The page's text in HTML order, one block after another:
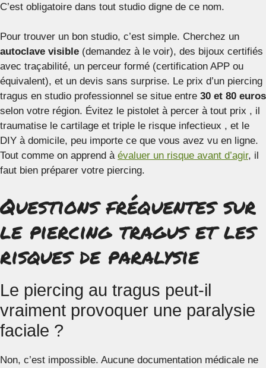
C’est obligatoire dans tout studio digne de ce nom.
Pour trouver un bon studio, c’est simple. Cherchez un
autoclave visible (demandez à le voir), des bijoux certifiés
avec traçabilité, un perceur formé (certification APP ou
équivalent), et un devis sans surprise. Le prix d’un piercing
tragus en studio professionnel se situe entre 30 et 80 euros
selon votre région. Évitez le pistolet à percer à tout prix , il
traumatise le cartilage et triple le risque infectieux , et le
DIY à domicile, peu importe ce que vous avez vu en ligne.
Tout comme on apprend à évaluer un risque avant d’agir, il
faut bien préparer votre piercing.
Questions fréquentes sur
le piercing tragus et les
risques de paralysie
Le piercing au tragus peut-il
vraiment provoquer une paralysie
faciale ?
Non, c’est impossible. Aucune documentation médicale ne